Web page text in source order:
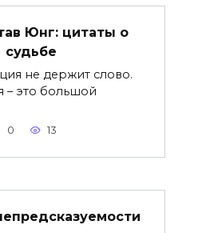
Юнг: цитаты о
судьбе
не держит слово.
– это большой
0 13